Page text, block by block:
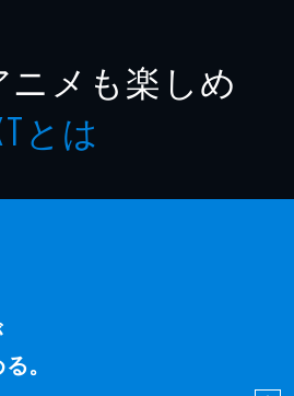
メも楽しめ
とは
。